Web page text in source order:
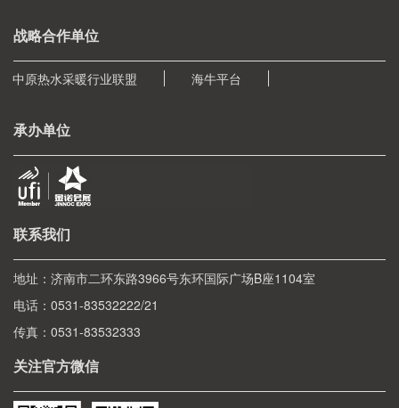
战略合作单位
中原热水采暖行业联盟 海牛平台
承办单位
联系我们
地址：济南市二环东路3966号东环国际广场B座1104室
电话：0531-83532222/21
传真：0531-83532333
关注官方微信